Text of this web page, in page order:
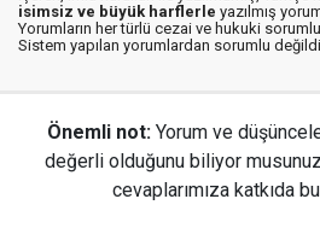
isimsiz ve büyük harflerle yazılmış
Yorumların her türlü cezai ve hukuki
Sistem yapılan yorumlardan sorumlu
Önemli not: Yorum ve
değerli olduğunu biliyor
cevaplarımıza katkıda